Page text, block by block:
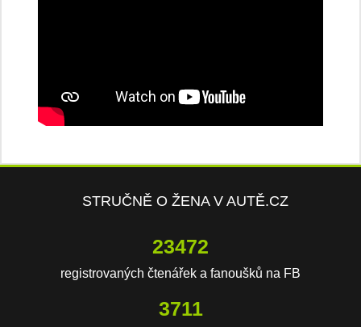
STRUČNĚ O ŽENA V AUTĚ.CZ
23472
registrovaných čtenářek a fanoušků na FB
3711